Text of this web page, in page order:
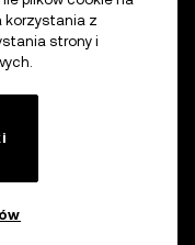
korzystania z
strony i